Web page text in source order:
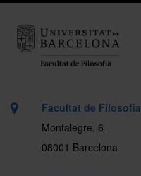
Facultat de Filosofia
Montalegre, 6
08001 Barcelona